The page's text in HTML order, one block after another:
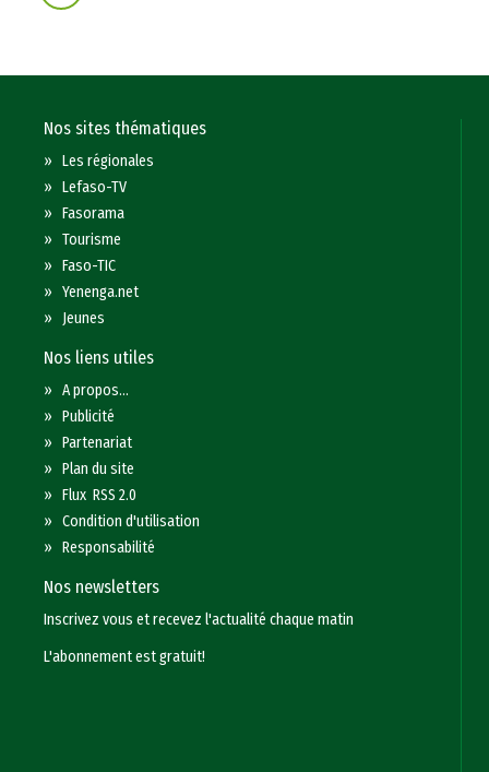
Nos sites thématiques
»Les régionales
»Lefaso-TV
»Fasorama
»Tourisme
»Faso-TIC
»Yenenga.net
» Jeunes
Nos liens utiles
»A propos...
»Publicité
»Partenariat
»Plan du site
»Flux RSS 2.0
»Condition d'utilisation
»Responsabilité
Nos newsletters
Inscrivez vous et recevez l'actualité chaque matin
L'abonnement est gratuit!